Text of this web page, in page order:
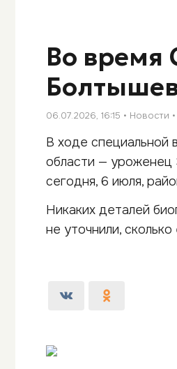
Во время
06.07.2026, 16:15 Новости
В ходе специальной
области — уроженец
сегодня, 6 июля,
Никаких деталей
не уточнили,